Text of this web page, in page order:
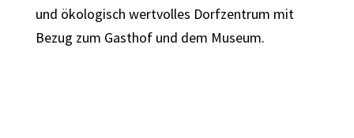
und ökologisch wertvolles Dorfzentrum mit
Bezug zum Gasthof und dem Museum.